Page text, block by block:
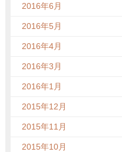
2016年6月
2016年5月
2016年4月
2016年3月
2016年1月
2015年12月
2015年11月
2015年10月